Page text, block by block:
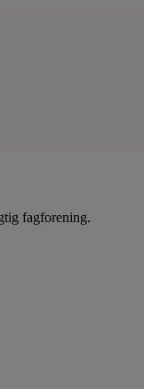
fagforening.